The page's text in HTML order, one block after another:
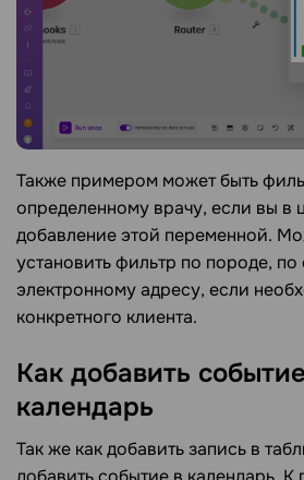
Также примером может быть
определенному врачу, если вы в
добавление этой переменной.
установить фильтр по породе,
электронному адресу, если
конкретного клиента.
Как добавить
календарь
Так же как добавить запись в